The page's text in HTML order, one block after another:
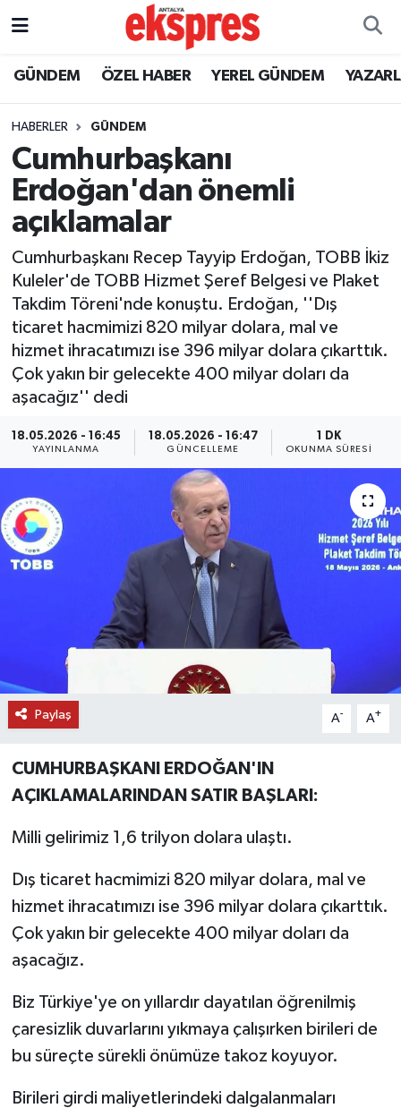
GÜNDEM ÖZEL HABER YEREL GÜNDEM
HABERLER GÜNDEM
Cumhurbaşkanı
Erdoğan'dan önemli
açıklamalar
Cumhurbaşkanı Recep Tayyip Erdoğan, TOBB İkiz
Kuleler'de TOBB Hizmet Şeref Belgesi ve Plaket
Takdim Töreni'nde konuştu. Erdoğan, ''Dış
ticaret hacmimizi 820 milyar dolara, mal ve
hizmet ihracatımızı ise 396 milyar dolara çıkarttık.
Çok yakın bir gelecekte 400 milyar doları da
aşacağız'' dedi
18.05.2026 - 16:45
YAYINLANMA
18.05.2026 - 16:47
GÜNCELLEME
1 DK
OKUNMA SÜRESI
Paylaş A- A+
CUMHURBAŞKANI ERDOĞAN'IN
AÇIKLAMALARINDAN SATIR BAŞLARI:
Milli gelirimiz 1,6 trilyon dolara ulaştı.
Dış ticaret hacmimizi 820 milyar dolara, mal ve
hizmet ihracatımızı ise 396 milyar dolara çıkarttık.
Çok yakın bir gelecekte 400 milyar doları da
aşacağız.
Biz Türkiye'ye on yıllardır dayatılan öğrenilmiş
çaresizlik duvarlarını yıkmaya çalışırken birileri de
bu süreçte sürekli önümüze takoz koyuyor.
Birileri girdi maliyetlerindeki dalgalanmaları
ÖZEL HABER
YEREL GÜNDEM
EKONOMİ
KÜLTÜR - SANAT
SPOR
SİYASET
SAĞLIK
DÜNYA
TURİZM
RÖPORTAJ
VİDEO HABERLER
YAZARLAR
RESMİ İLAN
Nöbetçi Eczaneler
Trafik Durumu
Süper Lig Puan Durumu ve Fikstür
Tüm Manşetler
Son Dakika Haberleri
Haber Arşivi